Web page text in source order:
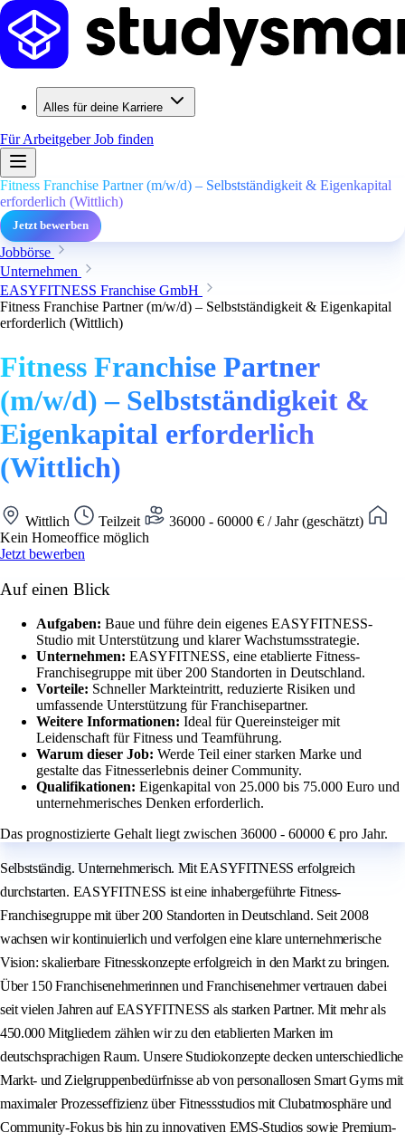
Alles für deine Karriere
Für ArbeitgeberJob finden
Fitness Franchise Partner (m/w/d) – Selbstständigkeit & Eigenkapital
erforderlich (Wittlich)
Jetzt bewerben
Jobbörse
Unternehmen
EASYFITNESS Franchise GmbH
Fitness Franchise Partner (m/w/d) – Selbstständigkeit & Eigenkapital
erforderlich (Wittlich)
Fitness Franchise Partner
(m/w/d) – Selbstständigkeit &
Eigenkapital erforderlich
(Wittlich)
Wittlich Teilzeit
36000 - 60000 € / Jahr (geschätzt)
Kein Homeoffice möglich
Jetzt bewerben
Auf einen Blick
Aufgaben: Baue und führe dein eigenes EASYFITNESS-
Studio mit Unterstützung und klarer Wachstumsstrategie.
Unternehmen: EASYFITNESS, eine etablierte Fitness-
Franchisegruppe mit über 200 Standorten in Deutschland.
Vorteile: Schneller Markteintritt, reduzierte Risiken und
umfassende Unterstützung für Franchisepartner.
Weitere Informationen: Ideal für Quereinsteiger mit
Leidenschaft für Fitness und Teamführung.
Warum dieser Job: Werde Teil einer starken Marke und
gestalte das Fitnesserlebnis deiner Community.
Qualifikationen: Eigenkapital von 25.000 bis 75.000 Euro und
unternehmerisches Denken erforderlich.
Das prognostizierte Gehalt liegt zwischen 36000 - 60000 € pro Jahr.
Selbstständig. Unternehmerisch. Mit EASYFITNESS erfolgreich
durchstarten. EASYFITNESS ist eine inhabergeführte Fitness-
Franchisegruppe mit über 200 Standorten in Deutschland. Seit 2008
wachsen wir kontinuierlich und verfolgen eine klare unternehmerische
Vision: skalierbare Fitnesskonzepte erfolgreich in den Markt zu bringen.
Über 150 Franchisenehmerinnen und Franchisenehmer vertrauen dabei
seit vielen Jahren auf EASYFITNESS als starken Partner. Mit mehr als
450.000 Mitgliedern zählen wir zu den etablierten Marken im
deutschsprachigen Raum. Unsere Studiokonzepte decken unterschiedliche
Markt- und Zielgruppenbedürfnisse ab von personallosen Smart Gyms mit
maximaler Prozesseffizienz über Fitnessstudios mit Clubatmosphäre und
Community-Fokus bis hin zu innovativen EMS-Studios sowie Premium-